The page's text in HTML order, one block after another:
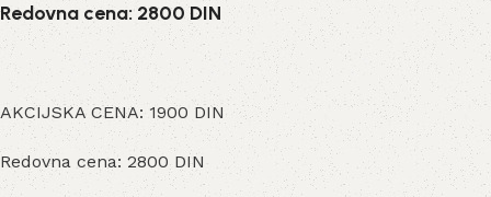
Redovna cena: 2800 DIN
AKCIJSKA CENA: 1900 DIN
Redovna cena: 2800 DIN